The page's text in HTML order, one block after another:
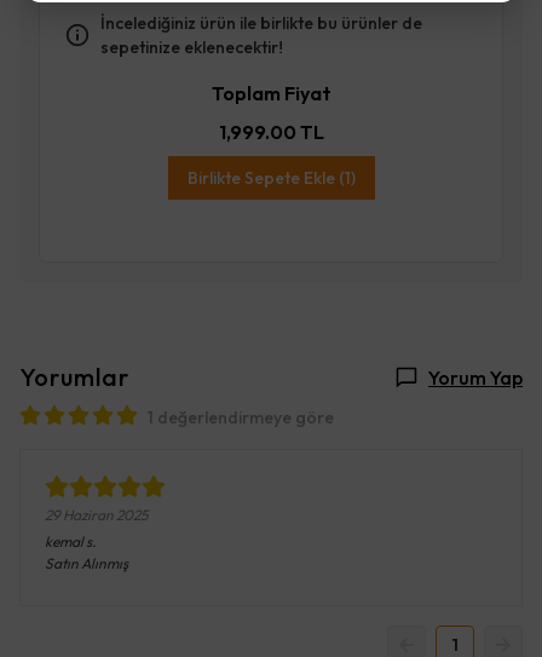
İncelediğiniz ürün ile birlikte bu ürünler de
sepetinize eklenecektir!
Toplam Fiyat
1,999.00 TL
Birlikte Sepete Ekle (1)
Yorumlar Yorum Yap
1 değerlendirmeye göre
29 Haziran 2025
kemal s.
Satın Alınmış
1